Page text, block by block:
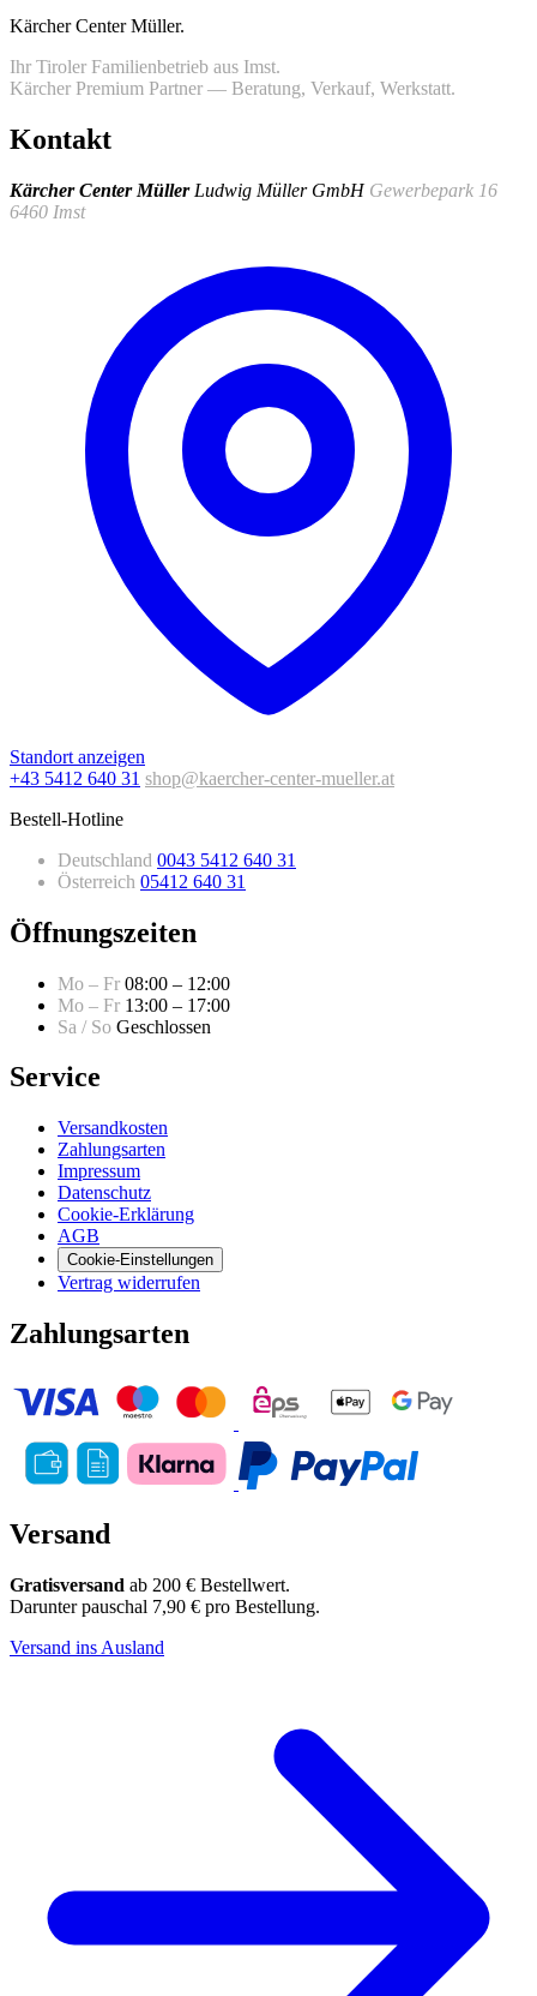
Kärcher Center Müller.
Ihr Tiroler Familienbetrieb aus Imst.
Kärcher Premium Partner — Beratung, Verkauf, Werkstatt.
Kontakt
Kärcher Center Müller Ludwig Müller GmbH Gewerbepark 16
6460 Imst
Standort anzeigen
+43 5412 640 31 shop@kaercher-center-mueller.at
Bestell-Hotline
Deutschland 0043 5412 640 31
Österreich 05412 640 31
Öffnungszeiten
Mo – Fr 08:00 – 12:00
Mo – Fr 13:00 – 17:00
Sa / So Geschlossen
Service
Versandkosten
Zahlungsarten
Impressum
Datenschutz
Cookie-Erklärung
AGB
Cookie-Einstellungen
Vertrag widerrufen
Zahlungsarten
Versand
Gratisversand ab 200 € Bestellwert.
Darunter pauschal 7,90 € pro Bestellung.
Versand ins Ausland